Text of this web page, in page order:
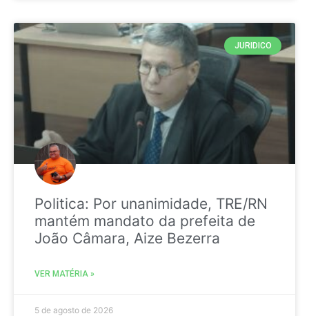
JURIDICO
Politica: Por unanimidade, TRE/RN
mantém mandato da prefeita de
João Câmara, Aize Bezerra
VER MATÉRIA »
5 de agosto de 2026